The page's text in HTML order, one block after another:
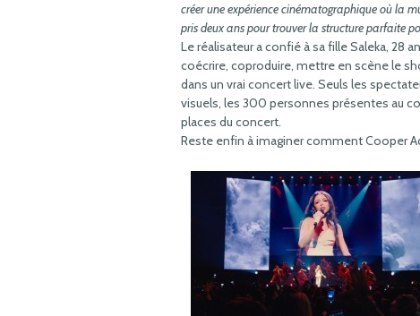
créer une expérience cinématographique où la
pris deux ans pour trouver la structure parfaite
Le réalisateur a confié à sa fille Saleka, 28
coécrire, coproduire, mettre en scène le
dans un vrai concert live. Seuls les
visuels, les 300 personnes présentes au
places du concert.
Reste enfin à imaginer comment Cooper